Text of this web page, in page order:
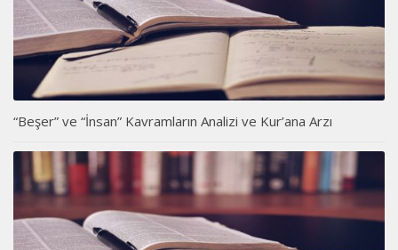
“Beşer” ve “İnsan” Kavramların Analizi ve Kur’ana Arzı